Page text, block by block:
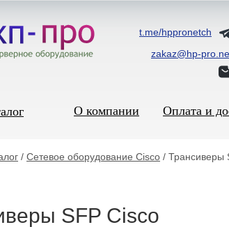
t.me/hppronetch
zakaz@hp-
О компании Оплата и
/ Сетевое оборудование Cisco / Трансиверы
SFP Cisco